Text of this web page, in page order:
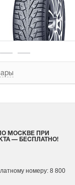
МОСКВЕ ПРИ
— БЕСПЛАТНО!
номеру: 8 800